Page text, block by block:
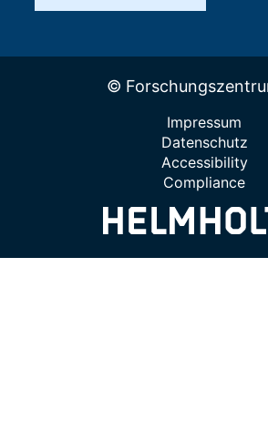
©
Impressum
Datenschutz
Accessibility
Compliance